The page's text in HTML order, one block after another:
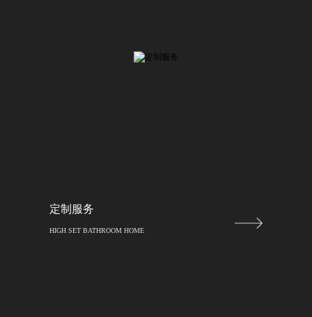
定制服务
HIGH SET BATHROOM HOME